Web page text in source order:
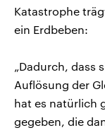
Katastrophe
ein Erdbeben:
„Dadurch, dass
Auflösung der
hat es natürlich
gegeben, die